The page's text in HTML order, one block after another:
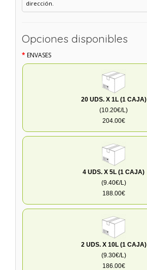
dirección.
Opciones disponibles
ENVASES
20 UDS. X 1L (1 CAJA)
(10.20€/L)
204.00€
4 UDS. X 5L (1 CAJA)
(9.40€/L)
188.00€
2 UDS. X 10L (1 CAJA)
(9.30€/L)
186.00€